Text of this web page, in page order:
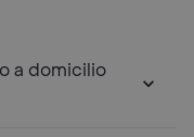
a domicilio